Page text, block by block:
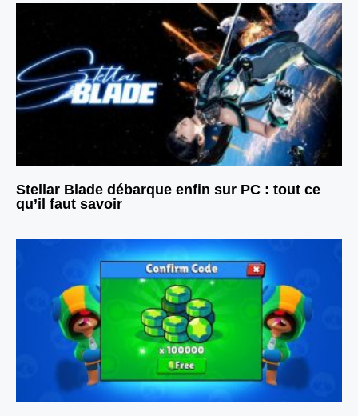
Stellar Blade débarque enfin sur PC : tout ce
qu’il faut savoir